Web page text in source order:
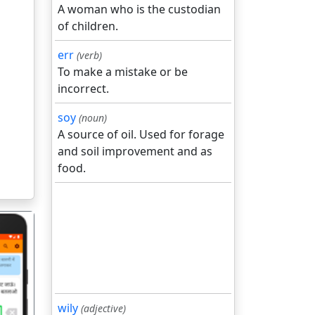
A woman who is the custodian
of children.
err (verb)
To make a mistake or be
incorrect.
soy (noun)
A source of oil. Used for forage
and soil improvement and as
food.
wily (adjective)